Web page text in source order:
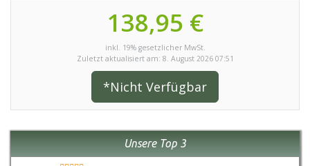
138,95 €
inkl. 19% gesetzlicher MwSt.
Zuletzt aktualisiert am: 8. August 2026 07:51
*Nicht Verfügbar
Unsere Top 3